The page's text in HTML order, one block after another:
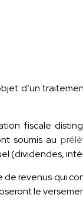
d’un
fiscale
soumis au
(dividendes,
revenus qui
le